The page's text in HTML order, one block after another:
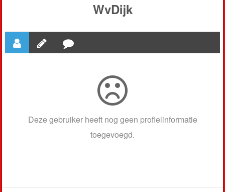
WvDijk
Deze gebruiker heeft nog geen profielinformatie
toegevoegd.